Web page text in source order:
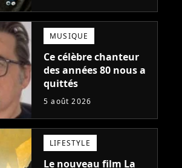
MUSIQUE
Ce célèbre chanteur
des années 80 nous a
quittés
5 août 2026
LIFESTYLE
Le nouveau film La